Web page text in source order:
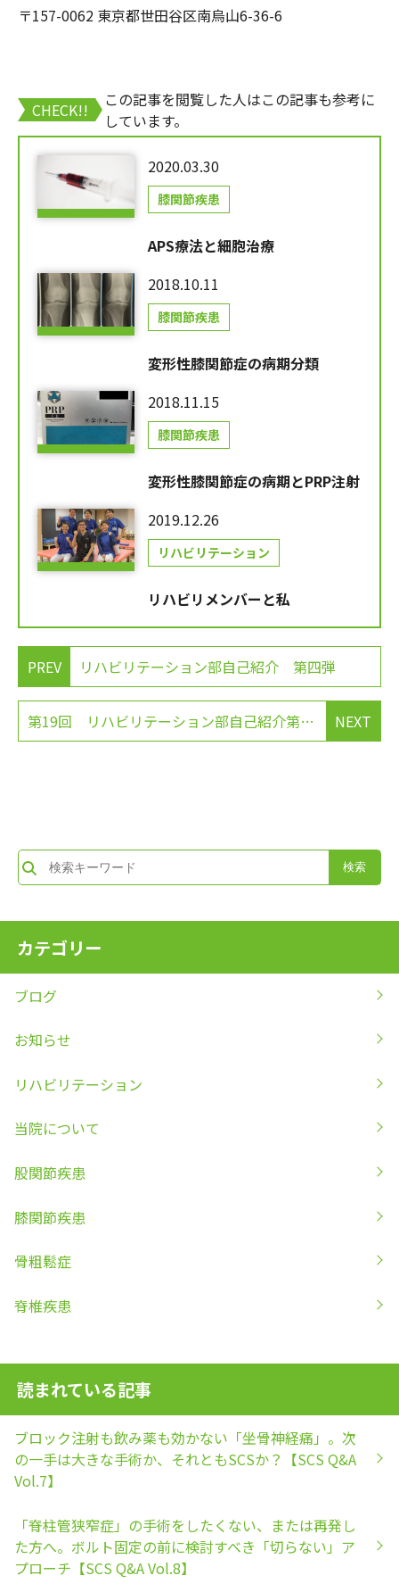
〒157-0062 東京都世田谷区南烏山6-36-6
CHECK!!
この記事を閲覧した人はこの記事も参考に
しています。
2020.03.30
膝関節疾患
APS療法と細胞治療
2018.10.11
膝関節疾患
変形性膝関節症の病期分類
2018.11.15
膝関節疾患
変形性膝関節症の病期とPRP注射
2019.12.26
リハビリテーション
リハビリメンバーと私
PREV リハビリテーション部自己紹介 第四弾
NEXT
第19回 リハビリテーション部自己紹介第五弾
カテゴリー
ブログ
お知らせ
リハビリテーション
当院について
股関節疾患
膝関節疾患
骨粗鬆症
脊椎疾患
読まれている記事
ブロック注射も飲み薬も効かない「坐骨神経痛」。次
の一手は大きな手術か、それともSCSか？【SCS Q&A
Vol.7】
「脊柱管狭窄症」の手術をしたくない、または再発し
た方へ。ボルト固定の前に検討すべき「切らない」ア
プローチ【SCS Q&A Vol.8】